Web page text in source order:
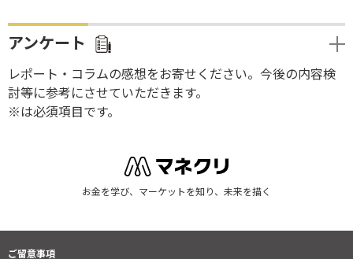
アンケート
レポート・コラムの感想をお寄せください。今後の内容検
討等に参考にさせていただきます。
※は必須項目です。
お金を学び、マーケットを知り、未来を描く
ご留意事項